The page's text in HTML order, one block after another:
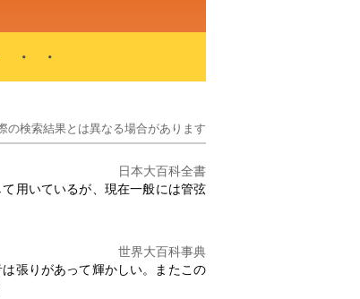
・
検索結果とは異なる場合があります
日本大百科全書
用いているが、現在一般には管弦
世界大百科事典
張りがあって輝かしい。またこの